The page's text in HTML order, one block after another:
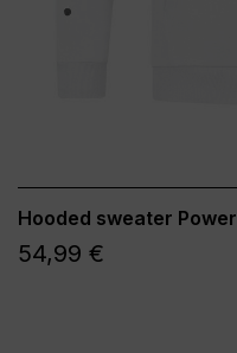
Hooded sweater Power
54,99 €